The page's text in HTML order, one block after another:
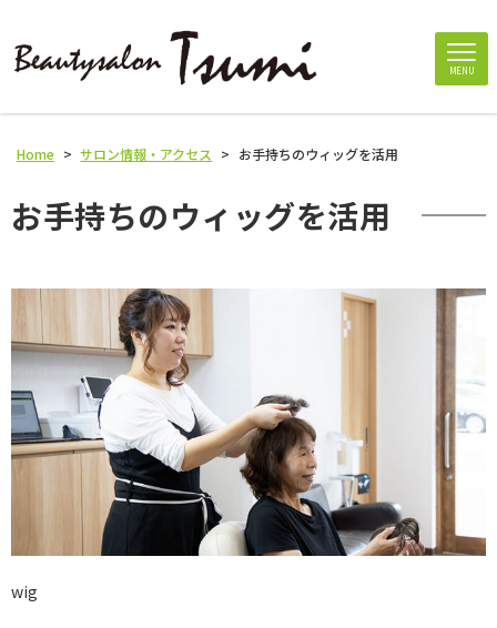
MENU
Home > サロン情報・アクセス > お手持ちのウィッグを活用
お手持ちのウィッグを活用
wig